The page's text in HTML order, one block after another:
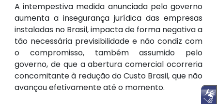
A intempestiva medida anunciada pelo governo
aumenta a insegurança jurídica das empresas
instaladas no Brasil, impacta de forma negativa a
tão necessária previsibilidade e não condiz com
o compromisso, também assumido pelo
governo, de que a abertura comercial ocorreria
concomitante à redução do Custo Brasil, que não
avançou efetivamente até o momento.